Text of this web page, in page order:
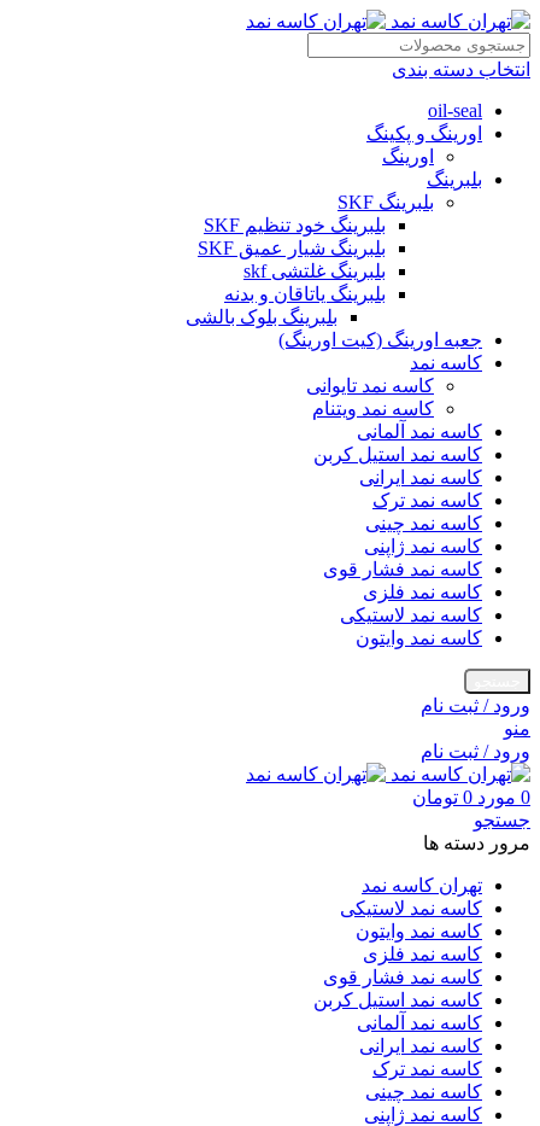
انتخاب دسته بندی
oil-seal
اورینگ و پکینگ
اورینگ
بلبرینگ
بلبرینگ SKF
بلبرینگ خود تنظیم SKF
بلبرینگ شیار عمیق SKF
بلبرینگ غلتشی skf
بلبرینگ یاتاقان و بدنه
بلبرینگ بلوک بالشی
جعبه اورینگ (کیت اورینگ)
کاسه نمد
کاسه نمد تایوانی
کاسه نمد ویتنام
کاسه نمد آلمانی
کاسه نمد استیل کربن
کاسه نمد ایرانی
کاسه نمد ترک
کاسه نمد چینی
کاسه نمد ژاپنی
کاسه نمد فشار قوی
کاسه نمد فلزی
کاسه نمد لاستیکی
کاسه نمد وایتون
ورود / ثبت نام
منو
ورود / ثبت نام
0 مورد 0 تومان
جستجو
مرور دسته ها
تهران کاسه نمد
کاسه نمد لاستیکی
کاسه نمد وایتون
کاسه نمد فلزی
کاسه نمد فشار قوی
کاسه نمد استیل کربن
کاسه نمد آلمانی
کاسه نمد ایرانی
کاسه نمد ترک
کاسه نمد چینی
کاسه نمد ژاپنی